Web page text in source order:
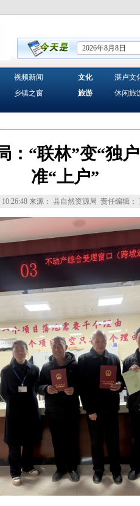
2026年8月8日
视频新闻
乡镇之窗
文化
旅游
湛卢文
休闲旅
：“联林”变“独
准“上户”
来源： 县自然资源局 责任编辑：